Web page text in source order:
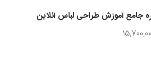
جامع آموزش طراحی لباس آنلاین